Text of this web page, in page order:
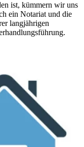
ist, kümmern wir uns
ein Notariat und die
langjährigen